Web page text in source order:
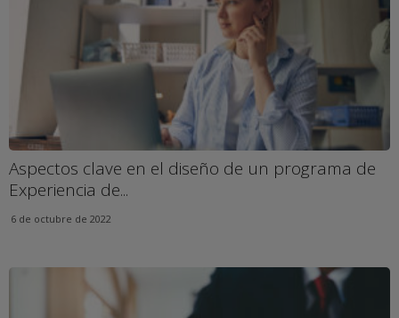
Aspectos clave en el diseño de un programa de
Experiencia de...
6 de octubre de 2022